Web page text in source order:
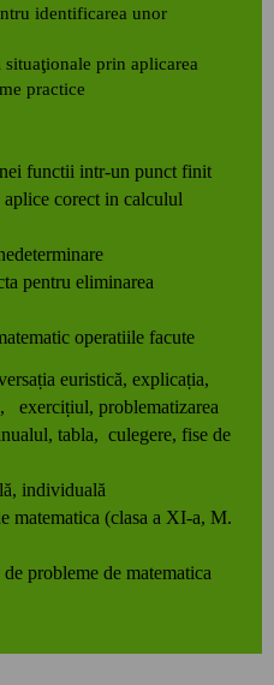
identificarea unor
prin aplicarea
practice
functii intr-un punct finit
aplice corect in calculul
pentru eliminarea
operatiile facute
euristică, explicaṭia,
exerciṭiul, problematizarea
tabla, culegere, fise de
individuală
matematica (clasa a XI-a, M.
de matematica